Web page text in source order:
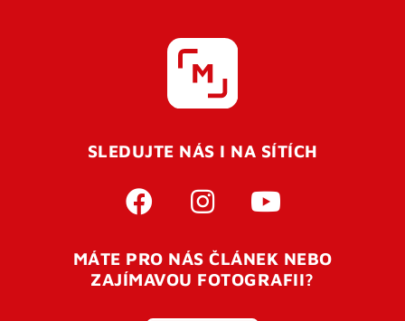
SLEDUJTE NÁS I NA SÍTÍCH
MÁTE PRO NÁS ČLÁNEK NEBO
ZAJÍMAVOU FOTOGRAFII?